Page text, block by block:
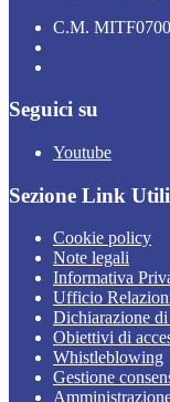
C.M.
Seguici su
Youtube
Sezione Link Utili
Cookie policy
Note legali
Informativa
Ufficio
Dichiarazione
Obiettivi di
Whistleblowing
Gestione